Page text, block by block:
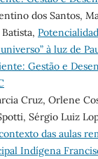
dos Santos,
à luz de
Gestão e
Cruz, Orlene
Sérgio Luiz
das aulas
Indígena